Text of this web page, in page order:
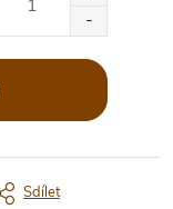
Sdílet